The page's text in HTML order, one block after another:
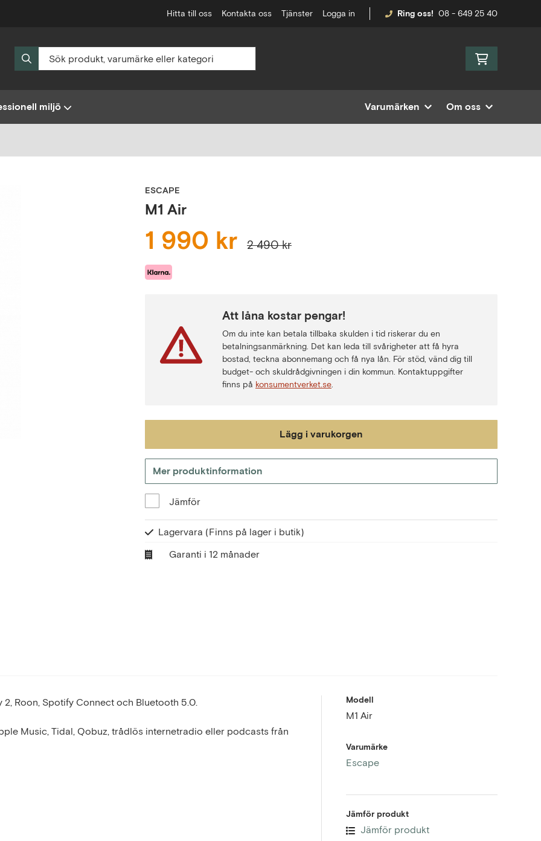
Hitta till oss Kontakta oss Tjänster Logga in Ring oss! 08 - 649 25 40
miljö Varumärken Om oss
ESCAPE
M1 Air
1 990 kr 2 490 kr
Att låna kostar pengar!
Om du inte kan betala tillbaka skulden i tid riskerar du en
betalningsanmärkning. Det kan leda till svårigheter att få hyra
bostad, teckna abonnemang och få nya lån. För stöd, vänd dig till
budget- och skuldrådgivningen i din kommun. Kontaktuppgifter
finns på konsumentverket.se
Lägg i varukorgen
Mer produktinformation
Jämför
Lagervara (Finns på lager i butik)
Garanti i 12 månader
Roon, Spotify Connect och Bluetooth 5.0.
Music, Tidal, Qobuz, trådlös internetradio eller podcasts från
Modell
M1 Air
Varumärke
Escape
Jämför produkt
Jämför produkt